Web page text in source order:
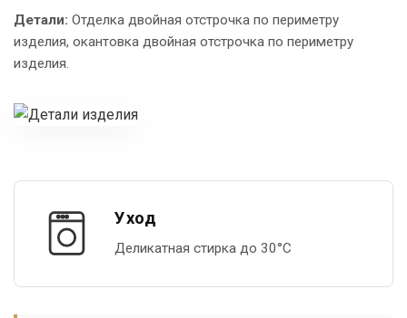
Детали: Отделка двойная отстрочка по периметру
изделия, окантовка двойная отстрочка по периметру
изделия.
Уход
Деликатная стирка до 30°С